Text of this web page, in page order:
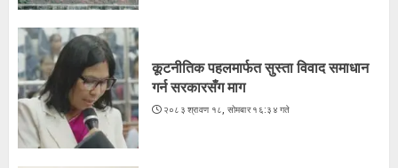
कूटनीतिक पहलमार्फत सुस्ता विवाद समाधान
गर्न सरकारसँग माग
२०८३ श्रावण १८, सोमबार १६:३४ गते